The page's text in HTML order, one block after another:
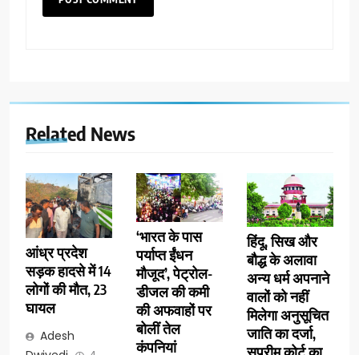
Related News
आंध्र प्रदेश
सड़क हादसे में 14
लोगों की मौत, 23
घायल
Adesh
‘भारत के पास
पर्याप्त ईंधन
मौजूद’, पेट्रोल-
डीजल की कमी
की अफवाहों पर
बोलीं तेल
कंपनियां
हिंदू, सिख और
बौद्ध के अलावा
अन्य धर्म अपनाने
वालों को नहीं
मिलेगा अनुसूचित
जाति का दर्जा,